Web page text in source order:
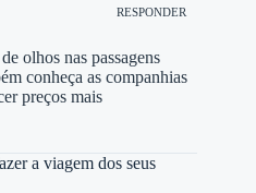
RESPONDER
olhos nas passagens
conheça as companhias
preços mais
a viagem dos seus